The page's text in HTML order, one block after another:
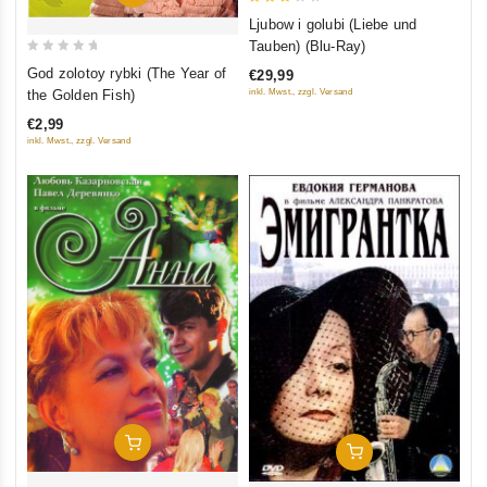
5
God zolotoy rybki (The Year of
the Golden Fish)
€2,99
inkl. Mwst., zzgl. Versand
out
Ljubow i golubi (Liebe und
Tauben) (Blu-Ray)
€29,99
inkl. Mwst., zzgl. Versand
In Den Warenkorb
In Den Warenkorb